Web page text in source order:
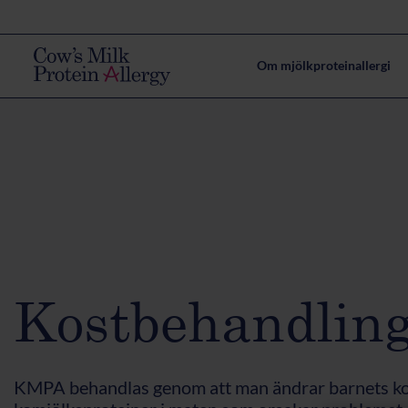
Om mjölkproteinallergi
KMPA behandlas genom att man ändrar barnets